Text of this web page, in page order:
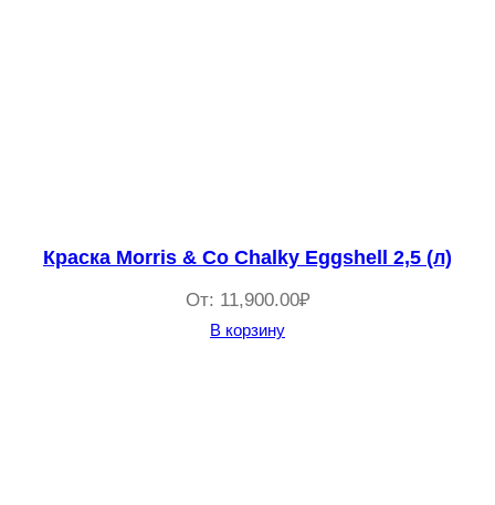
Краска Morris & Co Chalky Eggshell 2,5 (л)
От: 11,900.00₽
В корзину